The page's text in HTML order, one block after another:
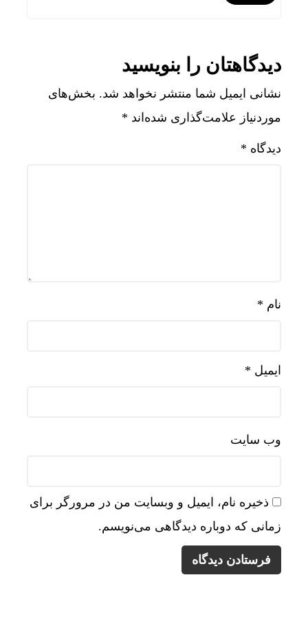
دیدگاهتان را بنویسید
نشانی ایمیل شما منتشر نخواهد شد. بخش‌های
موردنیاز علامت‌گذاری شده‌اند *
دیدگاه *
نام *
ایمیل *
وب‌ سایت
ذخیره نام، ایمیل و وبسایت من در مرورگر برای
زمانی که دوباره دیدگاهی می‌نویسم.